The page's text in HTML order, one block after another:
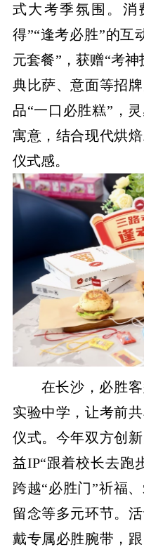
式大考季氛围。消
得”“逢考必胜”的互
元套餐”，获赠“考
典比萨、意面等招
品“一口必胜糕”，
寓意，结合现代烘
仪式感。
在长沙，必胜
实验中学，让考前
仪式。今年双方创
益IP“跟着校长去跑
跨越“必胜门”祈福
留念等多元环节。
戴专属必胜腕带，